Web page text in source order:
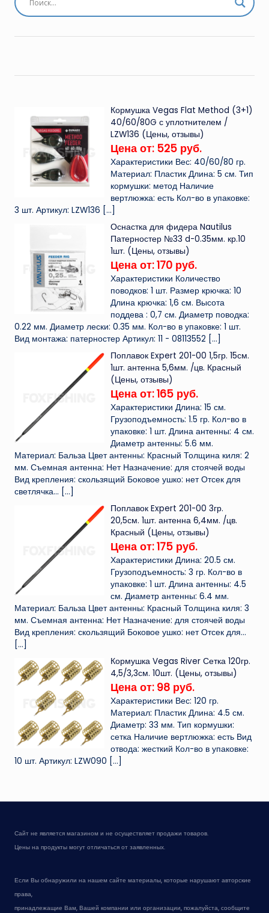
Кормушка Vegas Flat Method (3+1)
40/60/80G с уплотнителем /
LZW136 (Цены, отзывы)
Цена от: 525 руб.
Характеристики Вес: 40/60/80 гр.
Материал: Пластик Длина: 5 см. Тип
кормушки: метод Наличие
вертлюжка: есть Кол-во в упаковке:
3 шт. Артикул: LZW136 […]
Оснастка для фидера Nautilus
Патерностер №33 d-0.35мм. кр.10
1шт. (Цены, отзывы)
Цена от: 170 руб.
Характеристики Количество
поводков: 1 шт. Размер крючка: 10
Длина крючка: 1,6 см. Высота
поддева : 0,7 см. Диаметр поводка:
0.22 мм. Диаметр лески: 0.35 мм. Кол-во в упаковке: 1 шт.
Вид монтажа: патерностер Артикул: 11 - 08113552 […]
Поплавок Expert 201-00 1,5гр. 15см.
1шт. антенна 5,6мм. /цв. Красный
(Цены, отзывы)
Цена от: 165 руб.
Характеристики Длина: 15 см.
Грузоподъемность: 1.5 гр. Кол-во в
упаковке: 1 шт. Длина антенны: 4 см.
Диаметр антенны: 5.6 мм.
Материал: Бальза Цвет антенны: Красный Толщина киля: 2
мм. Съемная антенна: Нет Назначение: для стоячей воды
Вид крепления: скользящий Боковое ушко: нет Отсек для
светлячка... […]
Поплавок Expert 201-00 3гр.
20,5см. 1шт. антенна 6,4мм. /цв.
Красный (Цены, отзывы)
Цена от: 175 руб.
Характеристики Длина: 20.5 см.
Грузоподъемность: 3 гр. Кол-во в
упаковке: 1 шт. Длина антенны: 4.5
см. Диаметр антенны: 6.4 мм.
Материал: Бальза Цвет антенны: Красный Толщина киля: 3
мм. Съемная антенна: Нет Назначение: для стоячей воды
Вид крепления: скользящий Боковое ушко: нет Отсек для...
[…]
Кормушка Vegas River Сетка 120гр.
4,5/3,3см. 10шт. (Цены, отзывы)
Цена от: 98 руб.
Характеристики Вес: 120 гр.
Материал: Пластик Длина: 4.5 см.
Диаметр: 33 мм. Тип кормушки:
сетка Наличие вертлюжка: есть Вид
отвода: жесткий Кол-во в упаковке:
10 шт. Артикул: LZW090 […]
Сайт не является магазином и не осуществляет продажи товаров.
Цены на продукты могут отличаться от заявленных.
Если Вы обнаружили на нашем сайте материалы, которые нарушают авторские
права,
принадлежащие Вам, Вашей компании или организации, пожалуйста, сообщите